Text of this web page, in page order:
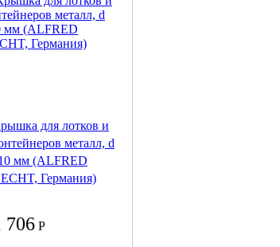
для лотков и
металл, d
мм (ALFRED
Германия)
706 Р